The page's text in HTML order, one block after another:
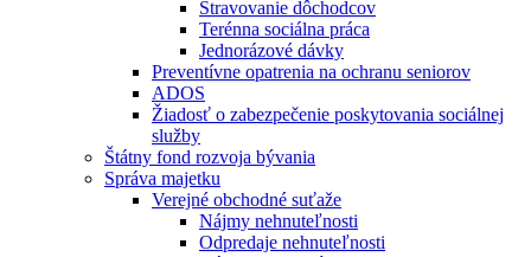
Stravovanie dôchodcov
Terénna sociálna práca
Jednorázové dávky
Preventívne opatrenia na ochranu seniorov
ADOS
Žiadosť o zabezpečenie poskytovania sociálnej
služby
Štátny fond rozvoja bývania
Správa majetku
Verejné obchodné suťaže
Nájmy nehnuteľnosti
Odpredaje nehnuteľnosti